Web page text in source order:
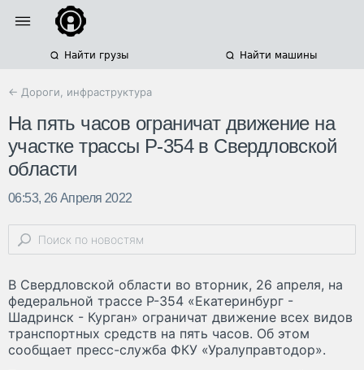
Найти грузы Найти машины
← Дороги, инфраструктура
На пять часов ограничат движение на
участке трассы Р-354 в Свердловской
области
06:53, 26 Апреля 2022
В Свердловской области во вторник, 26 апреля, на
федеральной трассе Р-354 «Екатеринбург -
Шадринск - Курган» ограничат движение всех видов
транспортных средств на пять часов. Об этом
сообщает пресс-служба ФКУ «Уралуправтодор».